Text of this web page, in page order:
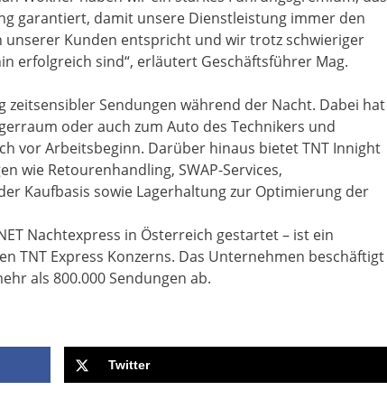
garantiert, damit unsere Dienstleistung immer den
Kunden entspricht und wir trotz schwieriger
erfolgreich sind“, erläutert Geschäftsführer Mag.
zeitsensibler Sendungen während der Nacht. Dabei hat
oder auch zum Auto des Technikers und
vor Arbeitsbeginn. Darüber hinaus bietet TNT Innight
wie Retourenhandling, SWAP-Services,
Kaufbasis sowie Lagerhaltung zur Optimierung der
Nachtexpress in Österreich gestartet – ist ein
TNT Express Konzerns. Das Unternehmen beschäftigt
als 800.000 Sendungen ab.
Twitter